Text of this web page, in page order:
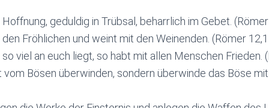
geduldig in Trübsal, beharrlich im Gebet.
Fröhlichen und weint mit den Weinenden. (Römer
viel an euch liegt, so habt mit allen Menschen Frieden.
vom Bösen überwinden, sondern überwinde das Böse